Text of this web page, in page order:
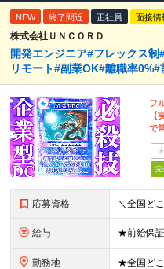
NEW 終了間近 正社員 面接情
株式会社ＵＮＣＯＲＤ
開発エンジニア#フレックス
リモート#副業OK#離職率0%#
フ
【
で
完
応募資格
給与
勤務地